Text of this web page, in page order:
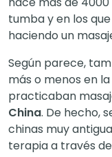
tumba y en los
haciendo un
Según parece,
más o menos en
practicaban
China. De hecho,
chinas muy
terapia a través